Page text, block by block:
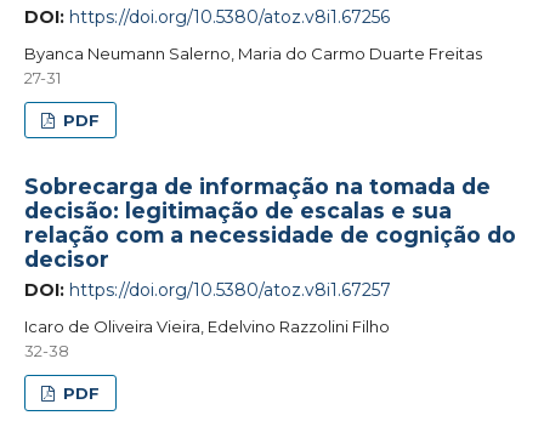
DOI: https://doi.org/10.5380/atoz.v8i1.67256
Byanca Neumann Salerno, Maria do Carmo Duarte Freitas
27-31
PDF
Sobrecarga de informação na tomada de
decisão: legitimação de escalas e sua
relação com a necessidade de cognição do
decisor
DOI: https://doi.org/10.5380/atoz.v8i1.67257
Icaro de Oliveira Vieira, Edelvino Razzolini Filho
32-38
PDF